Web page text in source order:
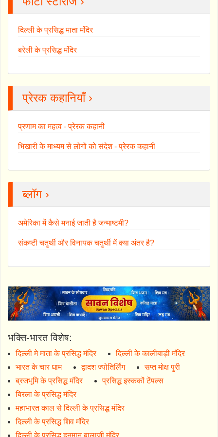
दिल्ली के प्रसिद्ध माता मंदिर
बरेली के प्रसिद्ध मंदिर
प्रेरक कहानियाँ ›
प्रणाम का महत्व - प्रेरक कहानी
भिखारी के माध्यम से लोगों को संदेश - प्रेरक कहानी
ब्लॉग ›
अमेरिका में कैसे मनाई जाती है जन्माष्टमी?
संकष्टी चतुर्थी और विनायक चतुर्थी में क्या अंतर है?
भक्ति-भारत विशेष:
दिल्ली मे माता के प्रसिद्ध मंदिर
दिल्ली के कालीबाड़ी मंदिर
भारत के चार धाम
द्वादश ज्योतिर्लिंग
सप्त मोक्ष पुरी
ब्रजभूमि के प्रसिद्ध मंदिर
प्रसिद्ध इस्ककों टेंपल्स
बिरला के प्रसिद्ध मंदिर
महाभारत काल से दिल्ली के प्रसिद्ध मंदिर
दिल्ली के प्रसिद्ध शिव मंदिर
दिल्ली के प्रसिद्ध हनुमान बालाजी मंदिर